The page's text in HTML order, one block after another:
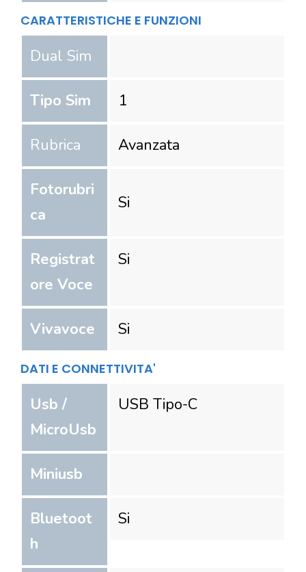
CARATTERISTICHE E FUNZIONI
Dual Sim
Tipo Sim 1
Rubrica Avanzata
Fotorubri
ca
Si
Registrat
ore Voce
Si
Vivavoce Si
DATI E CONNETTIVITA'
Usb /
MicroUsb
USB Tipo-C
Miniusb
Bluetoot
h
Si